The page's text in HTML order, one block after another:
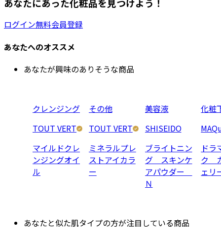
ログイン無料会員登録
あなたへのオススメ
あなたが興味のありそうな商品
クレンジング
TOUT VERT
マイルドクレ
ンジングオイ
ル
その他
TOUT VERT
ミネラルプレ
ストアイカラ
ー
美容液
SHISEIDO
ブライトニン
グ スキンケ
アパウダー
Ｎ
化粧
ドラ
ク
ェ
あなたと似た肌タイプの方が注目している商品